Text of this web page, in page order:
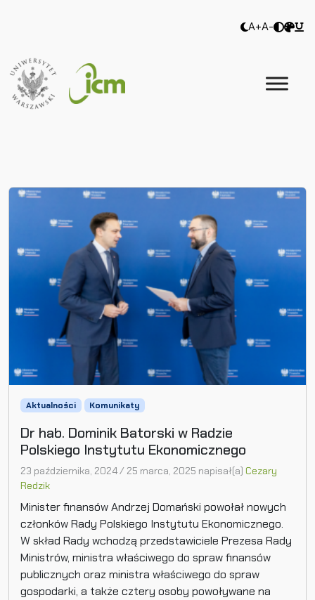
A+A-
Aktualności Komunikaty
Dr hab. Dominik Batorski w Radzie
Polskiego Instytutu Ekonomicznego
23 października, 2024/ 25 marca, 2025 napisał(a) Cezary
Redzik
Minister finansów Andrzej Domański powołał nowych
członków Rady Polskiego Instytutu Ekonomicznego.
W skład Rady wchodzą przedstawiciele Prezesa Rady
Ministrów, ministra właściwego do spraw finansów
publicznych oraz ministra właściwego do spraw
gospodarki, a także cztery osoby powoływane na